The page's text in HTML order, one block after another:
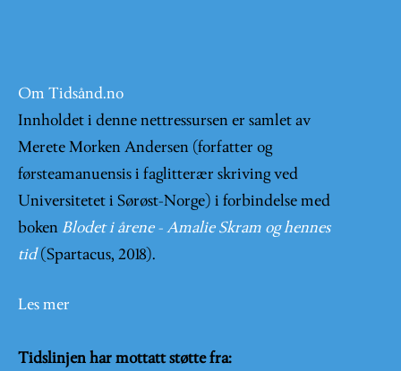
Om Tidsånd.no
Innholdet i denne nettressursen er samlet av
Merete Morken Andersen (forfatter og
førsteamanuensis i faglitterær skriving ved
Universitetet i Sørøst-Norge) i forbindelse med
boken Blodet i årene - Amalie Skram og hennes
tid (Spartacus, 2018).
Les mer
Tidslinjen har mottatt støtte fra: